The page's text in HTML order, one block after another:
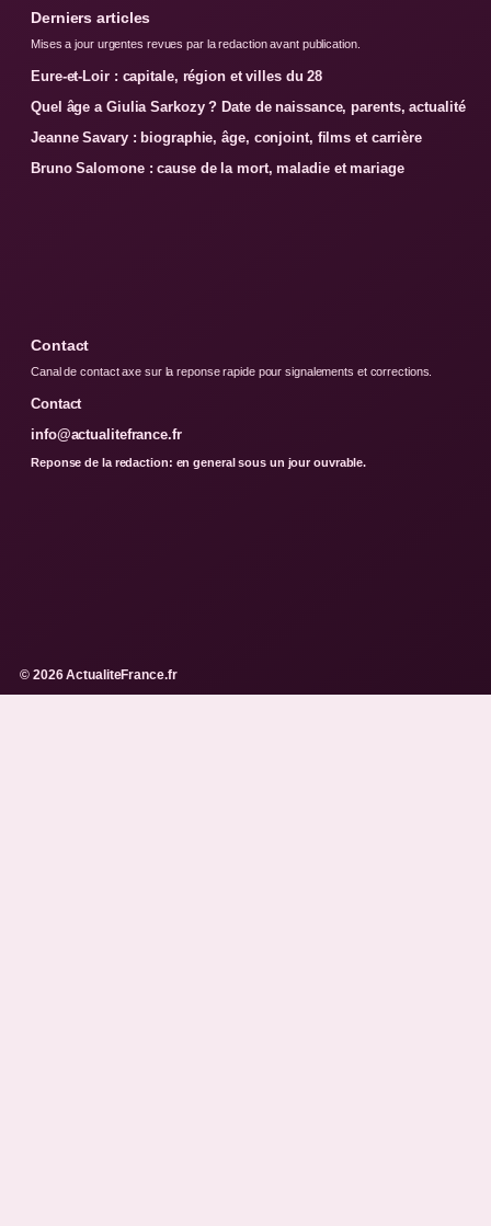
Derniers articles
Mises a jour urgentes revues par la redaction avant publication.
Eure-et-Loir : capitale, région et villes du 28
Quel âge a Giulia Sarkozy ? Date de naissance, parents, actualité
Jeanne Savary : biographie, âge, conjoint, films et carrière
Bruno Salomone : cause de la mort, maladie et mariage
Contact
Canal de contact axe sur la reponse rapide pour signalements et corrections.
Contact
info@actualitefrance.fr
Reponse de la redaction: en general sous un jour ouvrable.
© 2026 ActualiteFrance.fr